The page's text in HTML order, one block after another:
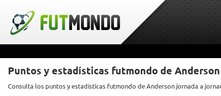
Puntos y estadísticas futmondo de Anderson
Consulta los puntos y estadísticas futmondo de Anderson jornada a